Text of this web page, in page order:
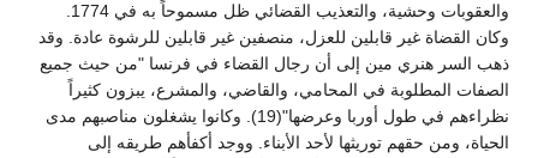
والعقوبات وحشية، والتعذيب القضائي ظل مسموحاً به في 1774.
وكان القضاة غير قابلين للعزل، منصفين غير قابلين للرشوة عادة. وقد
ذهب السر هنري مين إلى أن رجال القضاء في فرنسا "من حيث جميع
الصفات المطلوبة في المحامي، والقاضي، والمشرع، يبزون كثيراً
نظراءهم في طول أوربا وعرضها"(19). وكانوا يشغلون مناصبهم مدى
الحياة، ومن حقهم توريثها لأحد الأبناء. ووجد أكفأهم طريقه إلى